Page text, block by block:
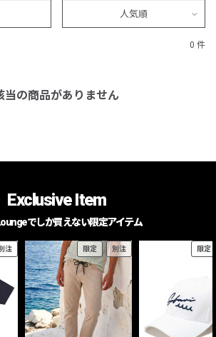
人気順
0 件
当の商品がありません
Exclusive Item
でしか買えない限定アイテム
注 限定 別注 限定